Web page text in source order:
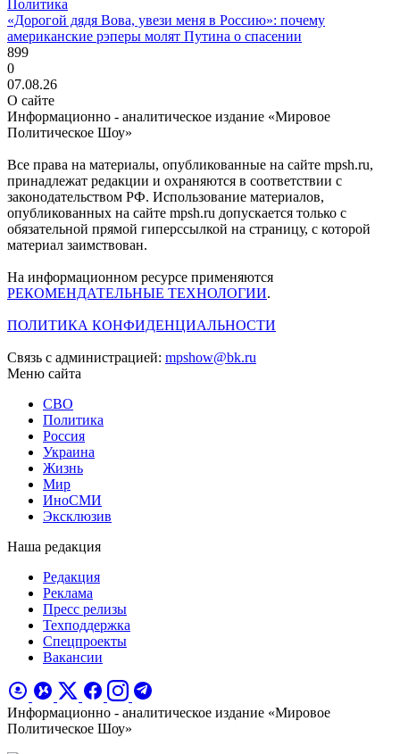
Политика
«Дорогой дядя Вова, увези меня в Россию»: почему
американские рэперы молят Путина о спасении
899
0
07.08.26
О сайте
Информационно - аналитическое издание «Мировое
Политическое Шоу»
Все права на материалы, опубликованные на сайте mpsh.ru,
принадлежат редакции и охраняются в соответствии с
законодательством РФ. Использование материалов,
опубликованных на сайте mpsh.ru допускается только с
обязательной прямой гиперссылкой на страницу, с которой
материал заимствован.
На информационном ресурсе применяются
РЕКОМЕНДАТЕЛЬНЫЕ ТЕХНОЛОГИИ.
ПОЛИТИКА КОНФИДЕНЦИАЛЬНОСТИ
Связь с администрацией: mpshow@bk.ru
Меню сайта
СВО
Политика
Россия
Украина
Жизнь
Мир
ИноСМИ
Эксклюзив
Наша редакция
Редакция
Реклама
Пресс релизы
Техподдержка
Спецпроекты
Вакансии
Информационно - аналитическое издание «Мировое
Политическое Шоу»